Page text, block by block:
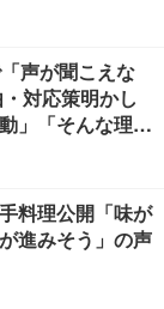
声が聞こえな
対応策明かし
」「そんな理由
料理公開「味が
進みそう」の声